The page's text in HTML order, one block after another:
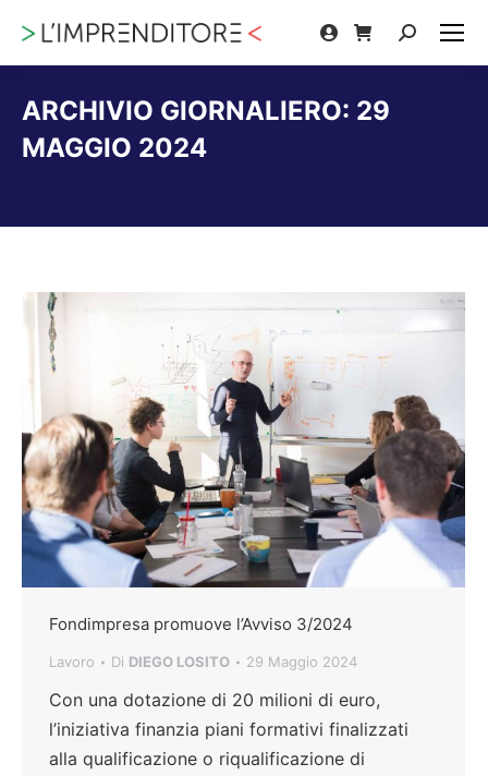
Cerca:
ARCHIVIO GIORNALIERO: 29
MAGGIO 2024
Fondimpresa promuove l’Avviso 3/2024
Lavoro Di DIEGO LOSITO 29 Maggio 2024
Con una dotazione di 20 milioni di euro,
l’iniziativa finanzia piani formativi finalizzati
alla qualificazione o riqualificazione di